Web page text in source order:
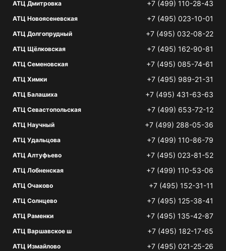
АТЦ Дмитровка +7 (499) 110-28-43
АТЦ Новоясеневская +7 (495) 023-10-01
АТЦ Долгопрудный +7 (495) 032-08-22
АТЦ Щёлковская +7 (495) 162-90-81
АТЦ Семеновская +7 (495) 085-74-61
АТЦ Химки +7 (495) 989-21-31
АТЦ Балашиха +7 (495) 431-63-63
АТЦ Севастопольская +7 (499) 653-72-12
АТЦ Научный +7 (499) 288-05-36
АТЦ Удальцова +7 (499) 110-86-79
АТЦ Алтуфьево +7 (495) 023-81-52
АТЦ Лобненская +7 (499) 110-53-06
АТЦ Очаково +7 (495) 152-31-11
АТЦ Солнцево +7 (495) 125-38-41
АТЦ Раменки +7 (495) 135-42-87
АТЦ Варшавское ш +7 (495) 182-17-65
АТЦ Измайлово +7 (495) 021-25-26